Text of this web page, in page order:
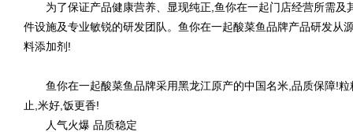
为了保证产品健康营养、显现纯正,鱼你在一起门店经营所需及
件设施及专业敏锐的研发团队。鱼你在一起酸菜鱼品牌产品研发从
料添加剂!
鱼你在一起酸菜鱼品牌采用黑龙江原产的中国名米,品质保障!粒
止,米好,饭更香!
人气火爆 品质稳定